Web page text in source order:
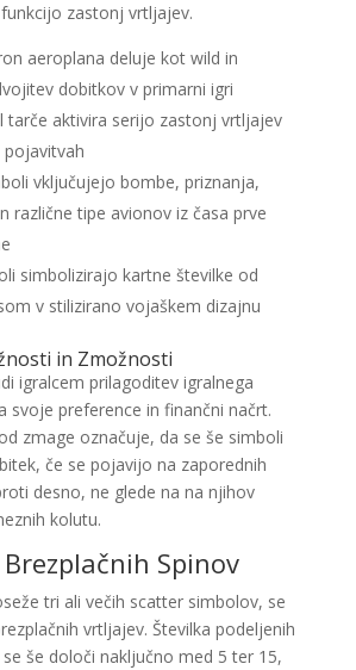
zastonj vrtljajev.
aeroplana deluje kot wild in
dobitkov v primarni igri
tarče aktivira serijo zastonj vrtljajev
pojavitvah
vključujejo bombe, priznanja,
različne tipe avionov iz časa prve
simbolizirajo kartne številke od
v stilizirano vojaškem dizajnu
in Zmožnosti
igralcem prilagoditev igralnega
svoje preference in finančni načrt.
zmage označuje, da se še simboli
če se pojavijo na zaporednih
desno, ne glede na na njihov
kolutu.
Spinov
tri ali večih scatter simbolov, se
vrtljajev. Številka podeljenih
še določi naključno med 5 ter 15,